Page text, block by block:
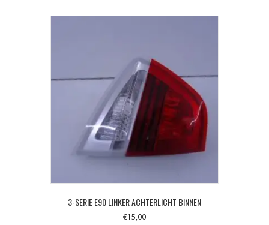
3-SERIE E90 LINKER ACHTERLICHT BINNEN
€15,00